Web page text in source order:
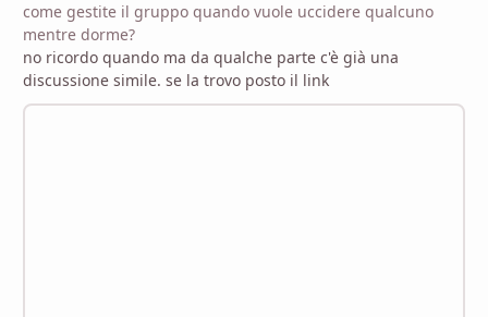
come gestite il gruppo quando vuole uccidere qualcuno
mentre dorme?
no ricordo quando ma da qualche parte c'è già una
discussione simile. se la trovo posto il link